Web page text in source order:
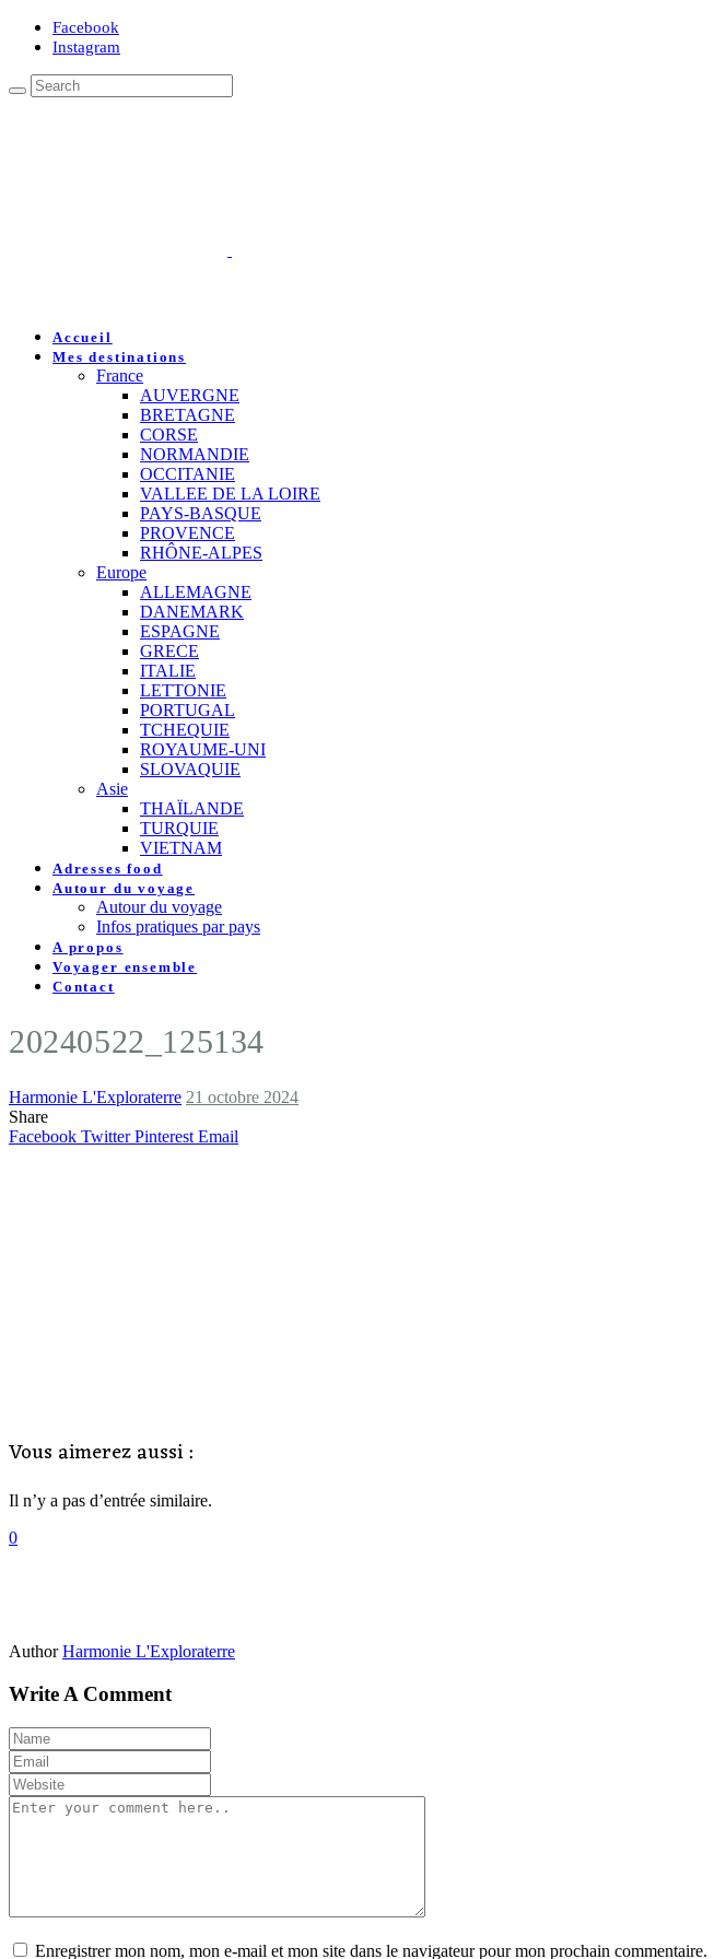
Facebook
Instagram
Accueil
Mes destinations
France
AUVERGNE
BRETAGNE
CORSE
NORMANDIE
OCCITANIE
VALLEE DE LA LOIRE
PAYS-BASQUE
PROVENCE
RHÔNE-ALPES
Europe
ALLEMAGNE
DANEMARK
ESPAGNE
GRECE
ITALIE
LETTONIE
PORTUGAL
TCHEQUIE
ROYAUME-UNI
SLOVAQUIE
Asie
THAÏLANDE
TURQUIE
VIETNAM
Adresses food
Autour du voyage
Autour du voyage
Infos pratiques par pays
A propos
Voyager ensemble
Contact
20240522_125134
Harmonie L'Exploraterre 21 octobre 2024
Share
Facebook Twitter Pinterest Email
Vous aimerez aussi :
Il n’y a pas d’entrée similaire.
0
Author Harmonie L'Exploraterre
Write A Comment
Enregistrer mon nom, mon e-mail et mon site dans le navigateur pour mon prochain commentaire.